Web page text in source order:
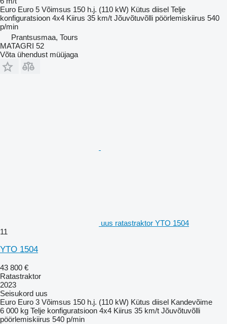
Euro Euro 5 Võimsus 150 h.j. (110 kW) Kütus diisel Telje
konfiguratsioon 4x4 Kiirus 35 km/t Jõuvõtuvõlli pöörlemiskiirus 540
p/min
Prantsusmaa, Tours
MATAGRI 52
Võta ühendust müüjaga
uus ratastraktor YTO 1504
11
YTO 1504
43 800 €
Ratastraktor
2023
Seisukord uus
Euro Euro 3 Võimsus 150 h.j. (110 kW) Kütus diisel Kandevõime
6 000 kg Telje konfiguratsioon 4x4 Kiirus 35 km/t Jõuvõtuvõlli
pöörlemiskiirus 540 p/min